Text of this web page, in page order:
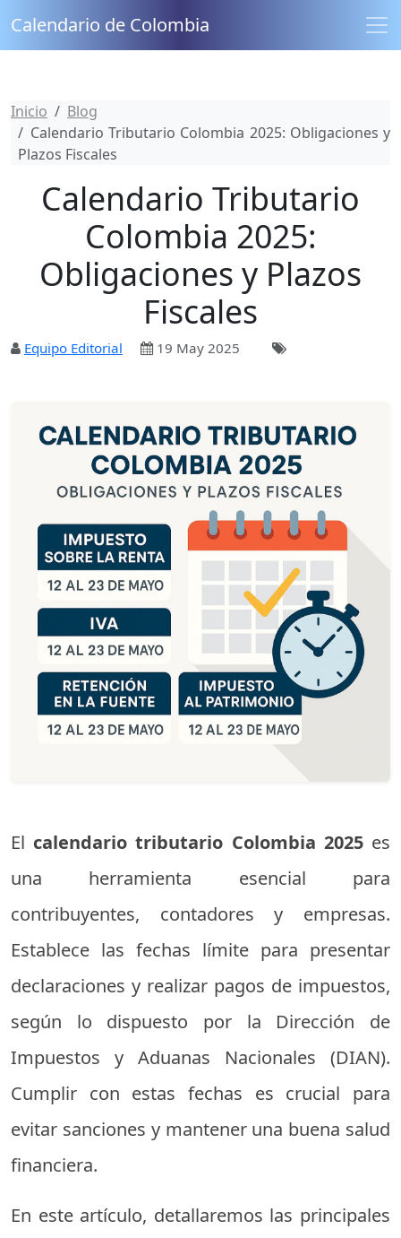
Calendario de Colombia
Inicio
Blog
Calendario Tributario Colombia 2025: Obligaciones y
Plazos Fiscales
Calendario Tributario
Colombia 2025:
Obligaciones y Plazos
Fiscales
Equipo Editorial 19 May 2025
El calendariotributario Colombia 2025 es
una herramienta esencial para
contribuyentes, contadoresy empresas.
Establece las fechas límite para presentar
declaraciones y realizar pagos de impuestos,
según lo dispuesto por la Dirección de
Impuestos y Aduanas Nacionales (DIAN).
Cumplir con estasfechas es crucial para
evitar sanciones y mantener una buena salud
financiera.
En este artículo, detallaremos las principales